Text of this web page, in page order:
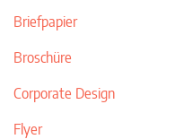
Briefpapier
Broschüre
Corporate Design
Flyer